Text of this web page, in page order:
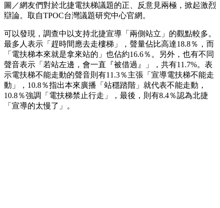
圖／網友們對於北捷電扶梯議題的正、反意見兩極，掀起激烈
辯論。取自TPOC台灣議題研究中心官網。
可以發現，調查中以支持北捷宣導「兩側站立」的觀點較多。
最多人表示「趕時間應去走樓梯」，聲量佔比高達18.8％，而
「電扶梯本來就是拿來站的」也佔約16.6％。另外，也有不同
聲音表示「若站左邊，會一直『被借過』」，共有11.7%。表
示電扶梯不能走動的聲音則有11.3％主張「宣導電扶梯不能走
動」，10.8％指出本來廣播「站穩踏階」就代表不能走動，
10.8％強調「電扶梯禁止行走」，最後，則有8.4％認為北捷
「宣導的太慢了」。